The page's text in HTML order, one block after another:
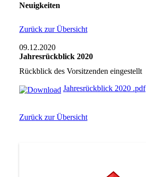
Neuigkeiten
Zurück zur Übersicht
09.12.2020
Jahresrückblick 2020
Rückblick des Vorsitzenden eingestellt
Jahresrückblick 2020 .pdf
Zurück zur Übersicht